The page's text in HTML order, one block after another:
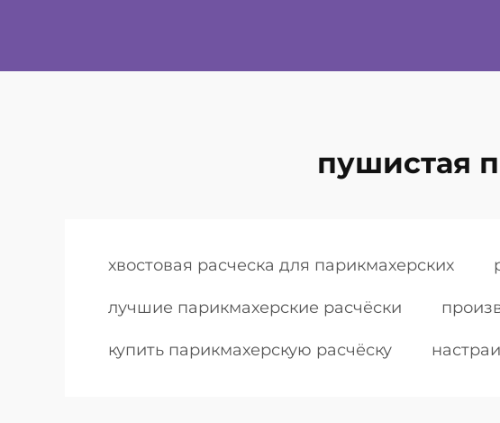
пушистая
хвостовая расческа для парикмахерских
лучшие парикмахерские расчёски
купить парикмахерскую расчёску